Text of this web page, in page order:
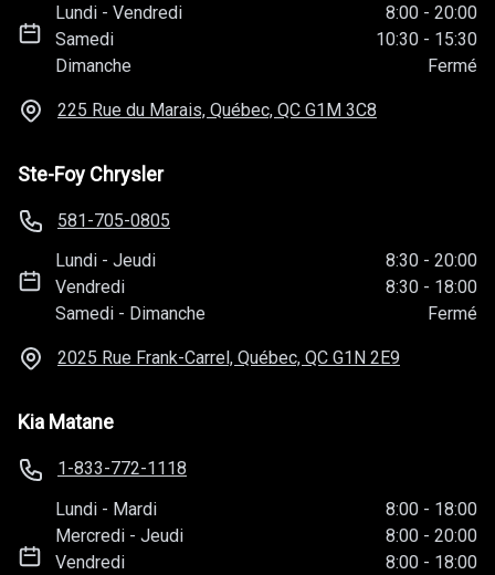
Lundi -Vendredi 8:00 - 20:00
Samedi
10:30 - 15:30
Dimanche
Fermé
225 Rue du Marais, Québec, QC G1M 3C8
Ste-Foy Chrysler
581-705-0805
Lundi -Jeudi 8:30 - 20:00
Vendredi
8:30 - 18:00
Samedi - Dimanche Fermé
2025 Rue Frank-Carrel, Québec, QC G1N 2E9
Kia Matane
1-833-772-1118
Lundi - Mardi 8:00 - 18:00
Mercredi -Jeudi 8:00 - 20:00
Vendredi
8:00 - 18:00